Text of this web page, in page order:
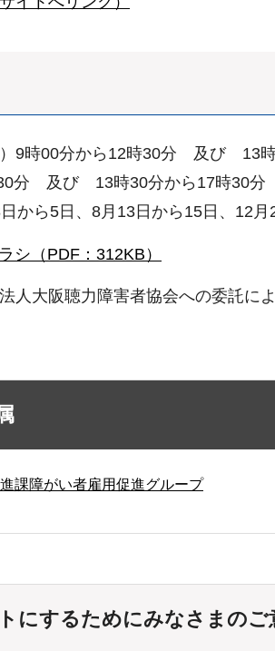
）9時00分から12時30分 及び 13
30分 及び 13時30分から17時30分
から5日、8月13日から15日、12
シ（PDF：312KB）
人大阪聴力障害者協会への委託に
課障がい者雇用促進グループ
にするためにみなさまの